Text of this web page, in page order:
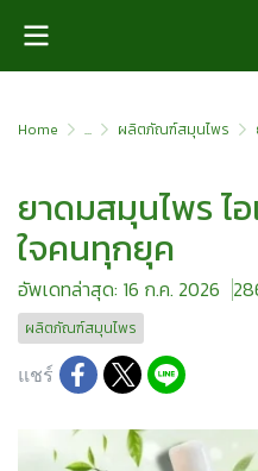
Home ... ผลิตภัณฑ์สมุนไพร
ยาดมสมุนไพร ไ
ใจคนทุกยุค
อัพเดทล่าสุด: 16 ก.ค. 2026
ผลิตภัณฑ์สมุนไพร
แชร์